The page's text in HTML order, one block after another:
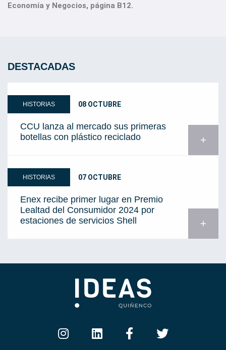
Economía y Negocios, página B12.
DESTACADAS
HISTORIAS 08 OCTUBRE
CCU lanza al mercado sus primeras
botellas con plástico reciclado
add
HISTORIAS 07 OCTUBRE
Enex recibe primer lugar en Premio
Lealtad del Consumidor 2024 por
estaciones de servicios Shell
add